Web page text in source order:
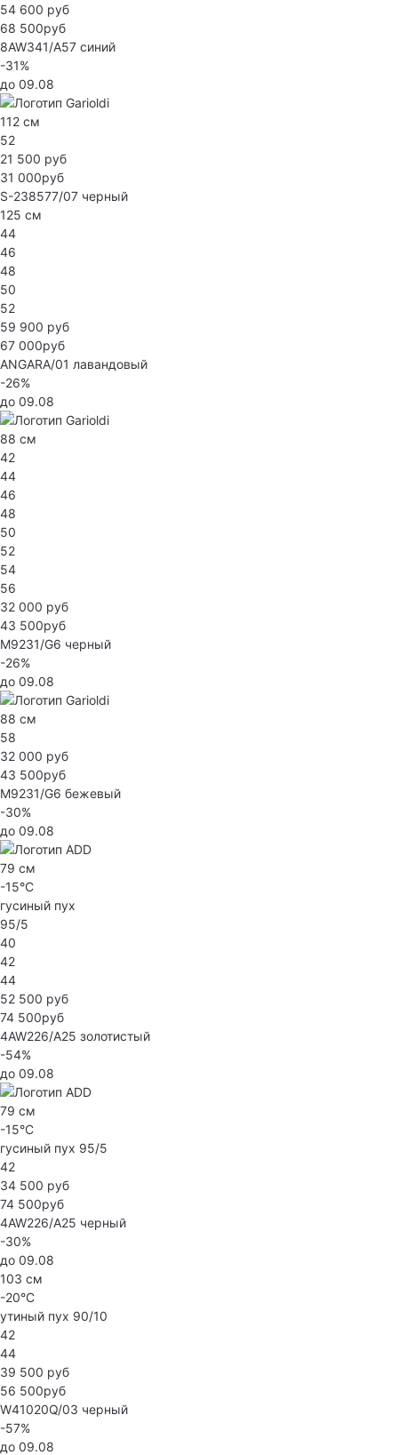
54 600 руб
68 500руб
8AW341/A57 синий
-31%
до 09.08
112 см
52
21 500 руб
31 000руб
S-238577/07 черный
125 см
44
46
48
50
52
59 900 руб
67 000руб
ANGARA/01 лавандовый
-26%
до 09.08
88 см
42
44
46
48
50
52
54
56
32 000 руб
43 500руб
M9231/G6 черный
-26%
до 09.08
88 см
58
32 000 руб
43 500руб
M9231/G6 бежевый
-30%
до 09.08
79 см
-15°C
гусиный пух
95/5
40
42
44
52 500 руб
74 500руб
4AW226/A25 золотистый
-54%
до 09.08
79 см
-15°C
гусиный пух 95/5
42
34 500 руб
74 500руб
4AW226/A25 черный
-30%
до 09.08
103 см
-20°C
утиный пух 90/10
42
44
39 500 руб
56 500руб
W41020Q/03 черный
-57%
до 09.08